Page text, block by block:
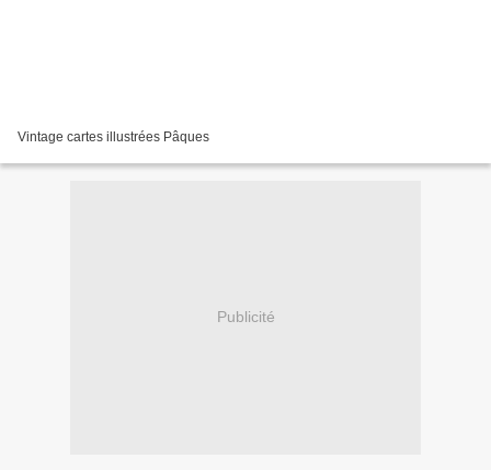
Vintage cartes illustrées Pâques
Publicité